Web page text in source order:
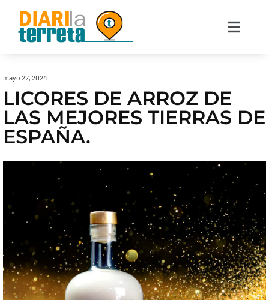
mayo 22, 2024
LICORES DE ARROZ DE
LAS MEJORES TIERRAS DE
ESPAÑA.